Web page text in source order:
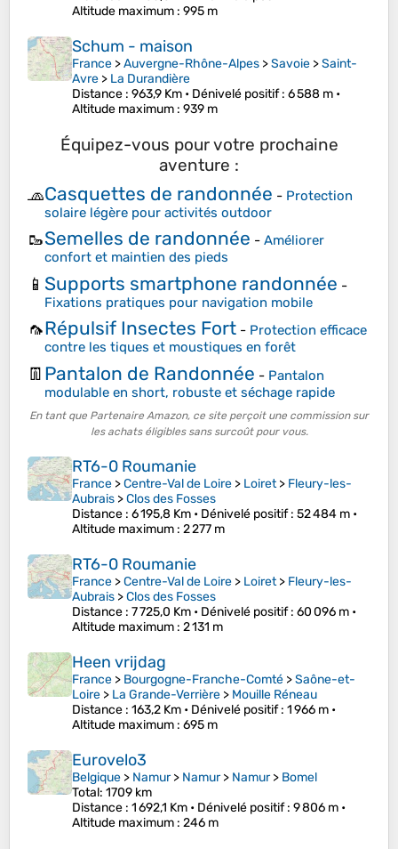
Altitude maximum : 995 m
Schum - maison
France >Auvergne-Rhône-Alpes >Savoie >Saint-
Avre > La Durandière
Distance : 963,9 Km • Dénivelé positif: 6 588 m •
Altitude maximum : 939 m
Équipez-vous pour votre prochaine
aventure :
🧢Casquettes de randonnée - Protection
solaire légère pour activités outdoor
🥾Semelles de randonnée - Améliorer
confort et maintien des pieds
📱 Supports smartphone randonnée -
Fixations pratiques pour navigation mobile
🦟Répulsif Insectes Fort - Protection efficace
contre les tiques et moustiques en forêt
👖 Pantalon de Randonnée - Pantalon
modulable en short, robuste et séchage rapide
En tant que Partenaire Amazon, ce site perçoit une commission sur
les achats éligibles sans surcoût pour vous.
RT6-0 Roumanie
France >Centre-Val de Loire > Loiret> Fleury-les-
Aubrais >Clos des Fosses
Distance : 6 195,8 Km • Dénivelé positif: 52 484 m •
Altitude maximum : 2 277 m
RT6-0 Roumanie
France >Centre-Val de Loire > Loiret> Fleury-les-
Aubrais >Clos des Fosses
Distance : 7 725,0 Km • Dénivelé positif: 60 096 m •
Altitude maximum : 2 131 m
Heen vrijdag
France > Bourgogne-Franche-Comté >Saône-et-
Loire > La Grande-Verrière > Mouille Réneau
Distance : 163,2 Km • Dénivelé positif: 1 966 m •
Altitude maximum : 695 m
Eurovelo3
Belgique > Namur> Namur> Namur> Bomel
Total: 1709 km
Distance : 1 692,1 Km • Dénivelé positif: 9 806 m •
Altitude maximum : 246 m